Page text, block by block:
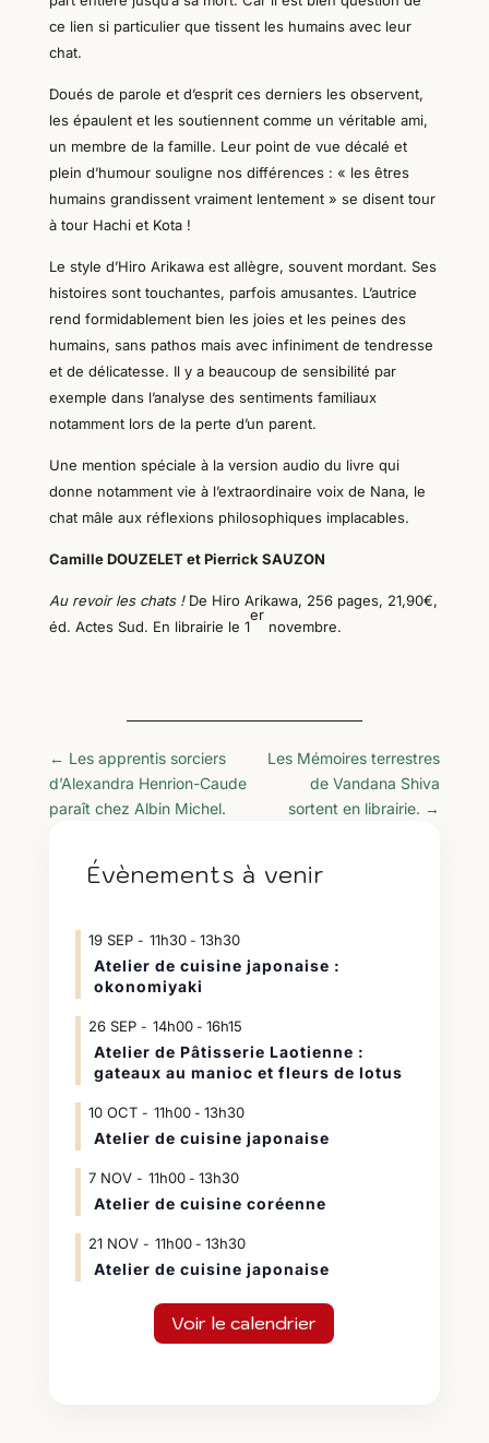
ce lien si particulier que tissent les humains avec leur
chat.
Doués de parole et d’esprit ces derniers les observent,
les épaulent et les soutiennent comme un véritable ami,
un membre de la famille. Leur point de vue décalé et
plein d’humour souligne nos différences : « les êtres
humains grandissent vraiment lentement » se disent tour
à tour Hachi et Kota !
Le style d’Hiro Arikawa est allègre, souvent mordant. Ses
histoires sont touchantes, parfois amusantes. L’autrice
rend formidablement bien les joies et les peines des
humains, sans pathos mais avec infiniment de tendresse
et de délicatesse. Il y a beaucoup de sensibilité par
exemple dans l’analyse des sentiments familiaux
notamment lors de la perte d’un parent.
Une mention spéciale à la version audio du livre qui
donne notamment vie à l’extraordinaire voix de Nana, le
chat mâle aux réflexions philosophiques implacables.
Camille DOUZELET et Pierrick SAUZON
Au revoir les chats ! De Hiro Arikawa, 256 pages, 21,90€,
éd. Actes Sud. En librairie le 1
er
novembre.
← Les apprentis sorciers
d’Alexandra Henrion-Caude
paraît chez Albin Michel.
Les Mémoires terrestres
de Vandana Shiva
sortent en librairie. →
Évènements à venir
19 SEP 11h30- 13h30
Atelier de cuisine japonaise :
okonomiyaki
26 SEP 14h00- 16h15
Atelier de Pâtisserie Laotienne :
gateaux au manioc et fleurs de lotus
10 OCT 11h00- 13h30
Atelier de cuisine japonaise
7 NOV 11h00- 13h30
Atelier de cuisine coréenne
21 NOV 11h00- 13h30
Atelier de cuisine japonaise
Voir le calendrier